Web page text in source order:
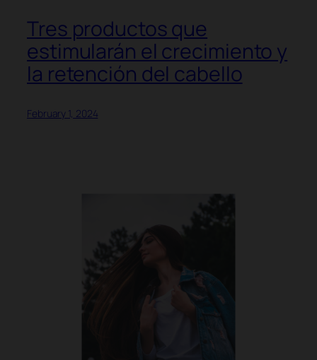
Tres productos que
estimularán el crecimiento y
la retención del cabello
February 1, 2024